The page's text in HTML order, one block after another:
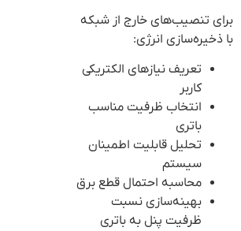
برای تنصیب‌های خارج از شبکه
با ذخیره‌سازی انرژی:
تعریف نیازهای الکتریکی
کاربر
انتخاب ظرفیت مناسب
باتری
تحلیل قابلیت اطمینان
سیستم
محاسبه احتمال قطع برق
بهینه‌سازی نسبت
ظرفیت پنل به باتری